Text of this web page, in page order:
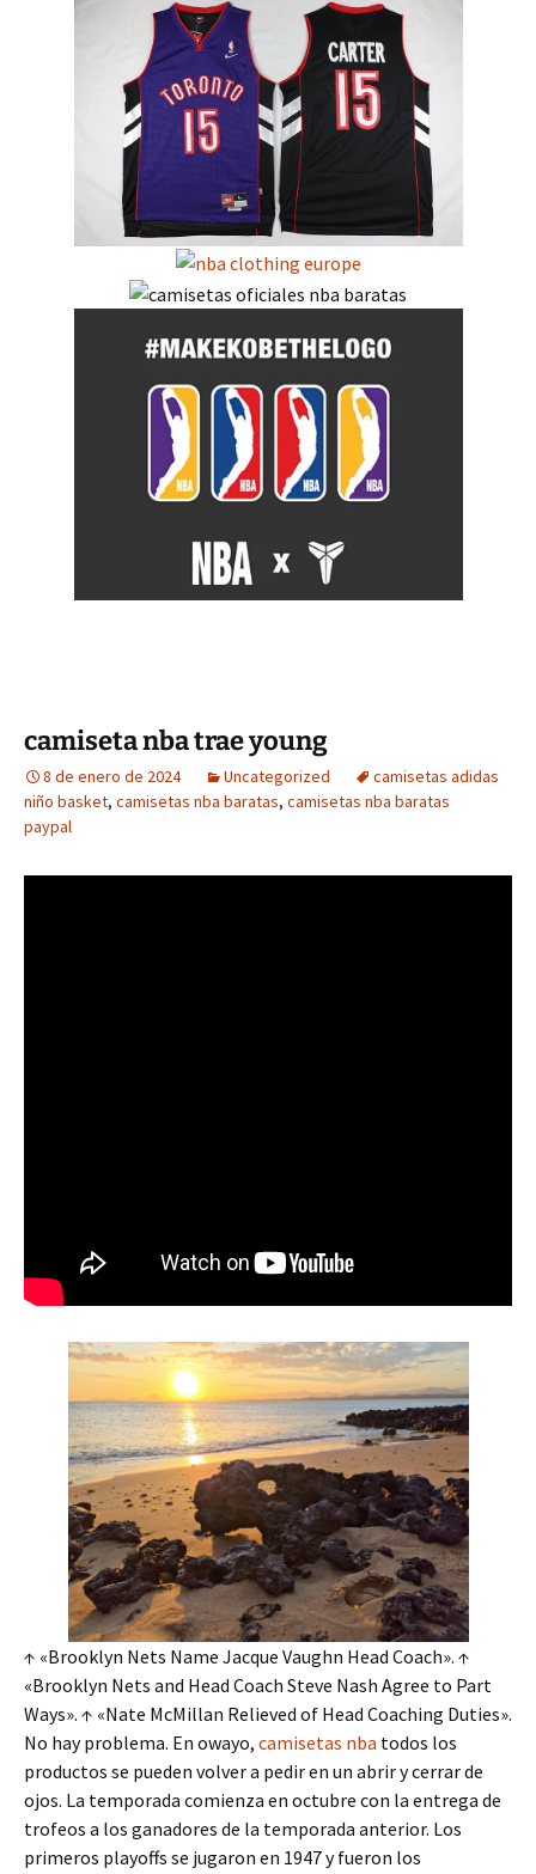
camiseta nba trae young
8 de enero de 2024 Uncategorized
camisetas adidas
niño basket, camisetas nba baratas, camisetas nba baratas
paypal
↑ «Brooklyn Nets Name Jacque Vaughn Head Coach». ↑
«Brooklyn Nets and Head Coach Steve Nash Agree to Part
Ways». ↑ «Nate McMillan Relieved of Head Coaching Duties».
No hay problema. En owayo, camisetas nba todos los
productos se pueden volver a pedir en un abrir y cerrar de
ojos. La temporada comienza en octubre con la entrega de
trofeos a los ganadores de la temporada anterior. Los
primeros playoffs se jugaron en 1947 y fueron los